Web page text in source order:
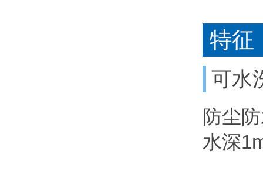
特征
可水
防尘
水深